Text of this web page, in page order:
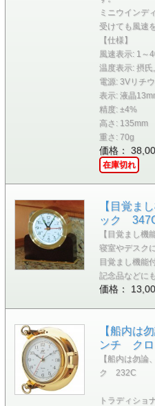
ミニウインデ
受けても風速
【仕様】
風速表示: 1～
温度表示: 摂氏
電源: 3Vリチ
表示: 液晶
精度: ±4%
高さ: 135mm
重さ: 70g
価格：
在庫切れ
【目覚ま
ック
【目覚まし
寝室やデスク
目覚まし機能
記念品などに
価格：
【船内は
ンチ ク
【船内は勿
ク 232C
トラディショ